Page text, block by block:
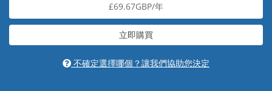
£69.67GBP/年
立即購買
不確定選擇哪個？讓我們協助您決定